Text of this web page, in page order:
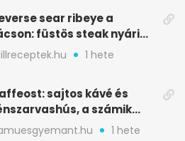
sear ribeye a
füstös steak nyári
1 hete
sajtos kávé és
a számik
itala
1 hete